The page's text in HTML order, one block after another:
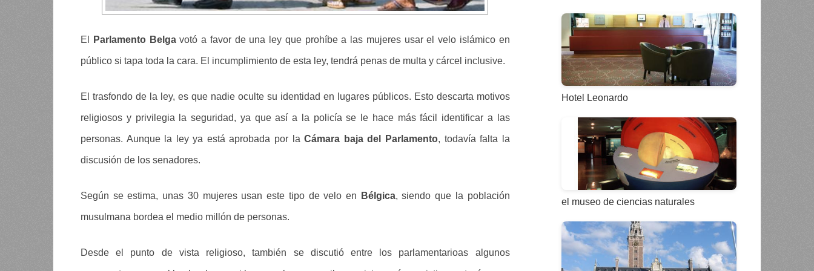
El Parlamento Belgavotó a favor de una ley que prohíbe a las mujeres usar el velo islámico en
público si tapa toda la cara. El incumplimiento de esta ley, tendrá penas de multa y cárcel inclusive.
El trasfondo de la ley, es que nadie oculte su identidad en lugares públicos. Esto descarta motivos
religiosos y privilegia la seguridad, ya que así a la policía se le hace más fácil identificar a las
personas. Aunque la ley ya está aprobada por laCámara baja del Parlamento, todavía falta la
discusión de los senadores.
Según se estima, unas 30 mujeres usan este tipo de velo en Bélgica, siendo que la población
musulmana bordea el medio millón de personas.
Desde el punto de vista religioso, también se discutió entre los parlamentarioas algunos
Hotel Leonardo
el museo de ciencias naturales